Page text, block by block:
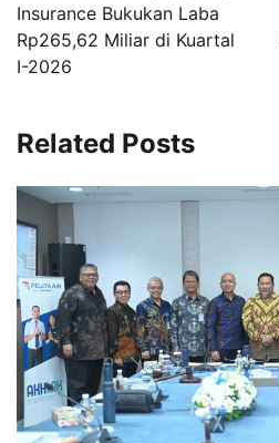
Insurance Bukukan Laba
Rp265,62 Miliar di Kuartal
I-2026
Related Posts